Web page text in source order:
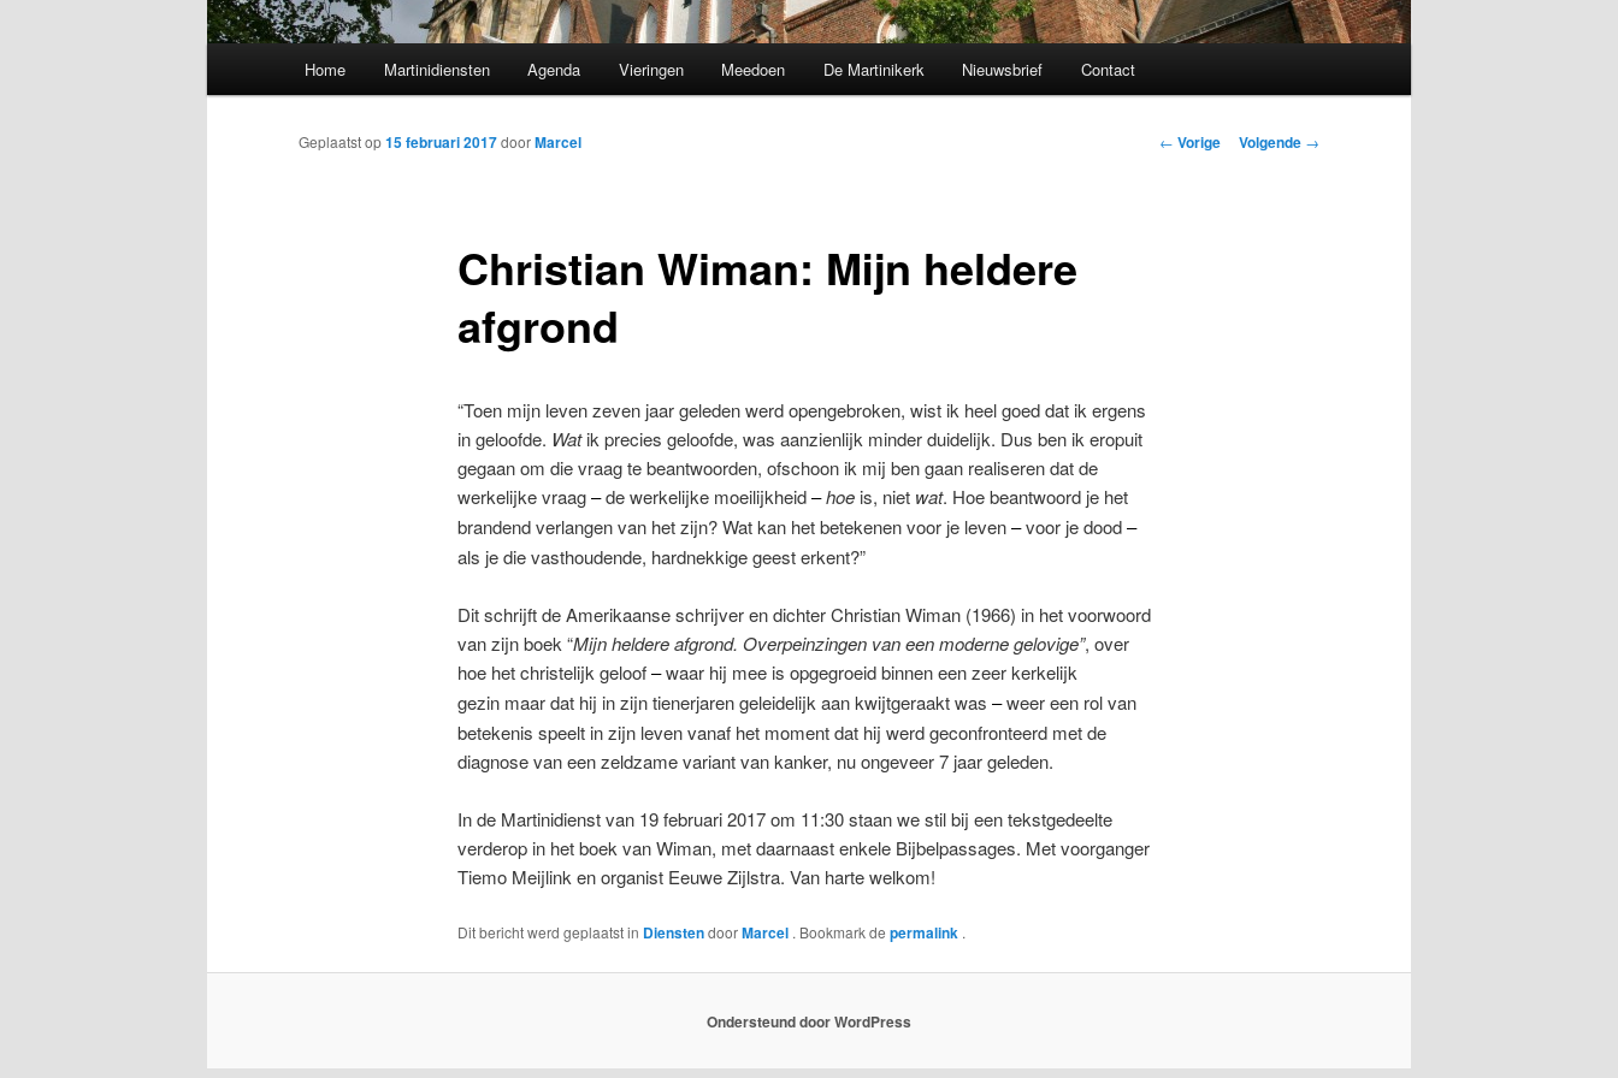
Home Martinidiensten Agenda Vieringen Meedoen De Martinikerk Nieuwsbrief Contact
Bericht
← Vorige Volgende →
Christian Wiman: Mijn heldere
afgrond
Geplaatst op15 februari 2017doorMarcel
“Toen mijn leven zeven jaar geleden werd opengebroken, wist ik heel goed dat ik ergens
in geloofde. Watik precies geloofde, was aanzienlijk minder duidelijk. Dus ben ik eropuit
gegaan om die vraag te beantwoorden, ofschoon ik mij ben gaan realiseren dat de
werkelijke vraag –de werkelijke moeilijkheid – hoeis, niet wat. Hoe beantwoord je het
brandend verlangen van het zijn? Wat kan het betekenen voor je leven –voor je dood –
als je die vasthoudende, hardnekkige geest erkent?”
Dit schrijft de Amerikaanse schrijver en dichter Christian Wiman (1966) in het voorwoord
van zijn boek “Mijn heldere afgrond. Overpeinzingen van een moderne gelovige”, over
hoe het christelijk geloof –waar hij mee is opgegroeid binnen een zeer kerkelijk
gezin maar dat hij in zijn tienerjaren geleidelijk aan kwijtgeraakt was –weer een rol van
betekenis speelt in zijn leven vanaf het moment dat hij werd geconfronteerd met de
diagnose van een zeldzame variant van kanker, nu ongeveer 7 jaar geleden.
In de Martinidienst van 19 februari 2017 om 11:30 staan we stil bij een tekstgedeelte
verderop in het boek van Wiman, met daarnaast enkele Bijbelpassages. Met voorganger
Tiemo Meijlink en organist Eeuwe Zijlstra. Van harte welkom!
Dit bericht werd geplaatst in DienstendoorMarcel . Bookmark de permalink .
Ondersteund door WordPress